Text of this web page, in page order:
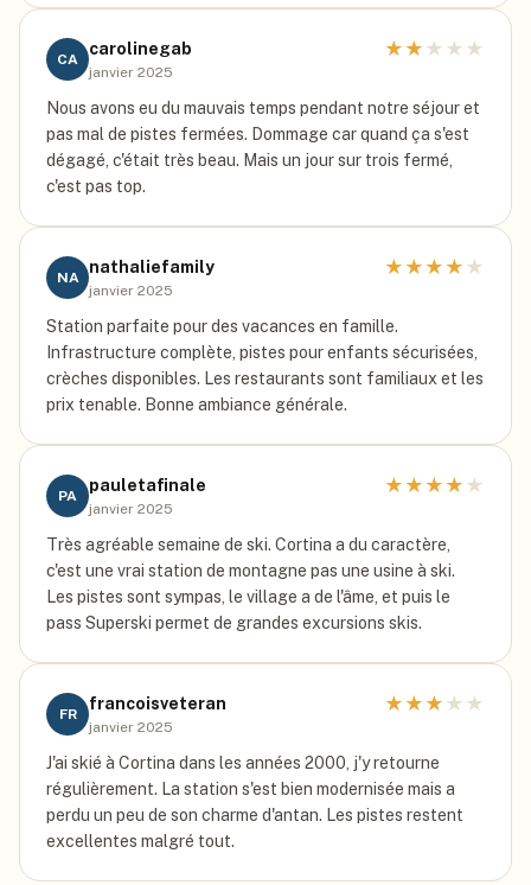
CA
carolinegab
janvier 2025
★ ★ ★ ★ ★
Nous avons eu du mauvais temps pendant notre séjour et
pas mal de pistes fermées. Dommage car quand ça s'est
dégagé, c'était très beau. Mais un jour sur trois fermé,
c'est pas top.
NA
nathaliefamily
janvier 2025
★ ★ ★ ★ ★
Station parfaite pour des vacances en famille.
Infrastructure complète, pistes pour enfants sécurisées,
crèches disponibles. Les restaurants sont familiaux et les
prix tenable. Bonne ambiance générale.
PA
pauletafinale
janvier 2025
★ ★ ★ ★ ★
Très agréable semaine de ski. Cortina a du caractère,
c'est une vrai station de montagne pas une usine à ski.
Les pistes sont sympas, le village a de l'âme, et puis le
pass Superski permet de grandes excursions skis.
FR
francoisveteran
janvier 2025
★ ★ ★ ★ ★
J'ai skié à Cortina dans les années 2000, j'y retourne
régulièrement. La station s'est bien modernisée mais a
perdu un peu de son charme d'antan. Les pistes restent
excellentes malgré tout.